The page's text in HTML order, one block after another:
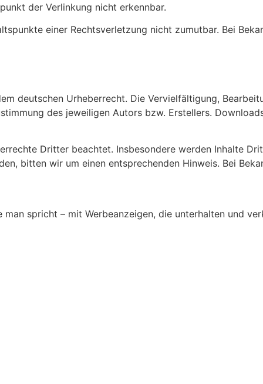
der Verlinkung nicht erkennbar.
einer Rechtsverletzung nicht zumutbar. Bei
deutschen Urheberrecht. Die Vervielfältigung,
des jeweiligen Autors bzw. Erstellers.
Dritter beachtet. Insbesondere werden Inhalte
bitten wir um einen entsprechenden Hinweis. Bei
spricht – mit Werbeanzeigen, die unterhalten und